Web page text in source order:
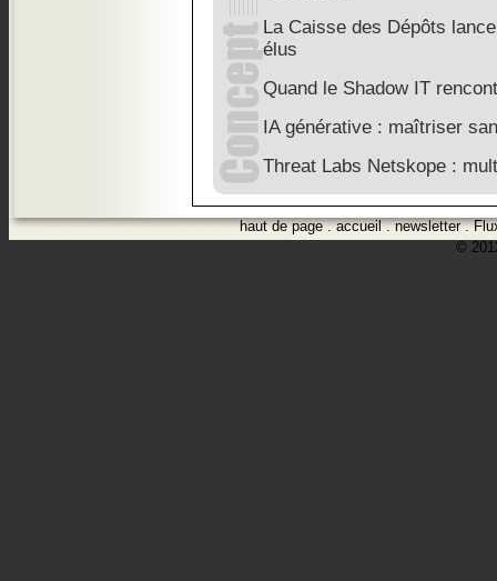
La Caisse des Dépôts
élus
Quand le Shadow IT
IA générative : maîtriser
Threat Labs Netskope :
haut de page.accueil.newsletter.
©